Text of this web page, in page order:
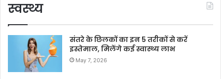
स्वस्थ्य
संतरे के छिलकों का इन 5 तरीकों से करें
इस्तेमाल, मिलेंगे कई स्वास्थ्य लाभ
May 7, 2026